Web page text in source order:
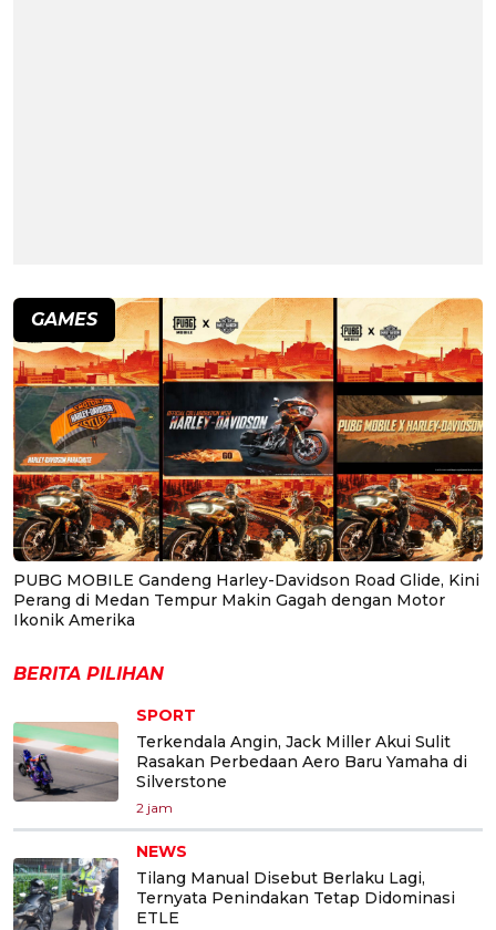
GAMES
PUBG MOBILE Gandeng Harley-Davidson Road Glide, Kini
Perang di Medan Tempur Makin Gagah dengan Motor
Ikonik Amerika
BERITA PILIHAN
SPORT
Terkendala Angin, Jack Miller Akui Sulit
Rasakan Perbedaan Aero Baru Yamaha di
Silverstone
2 jam
NEWS
Tilang Manual Disebut Berlaku Lagi,
Ternyata Penindakan Tetap Didominasi
ETLE